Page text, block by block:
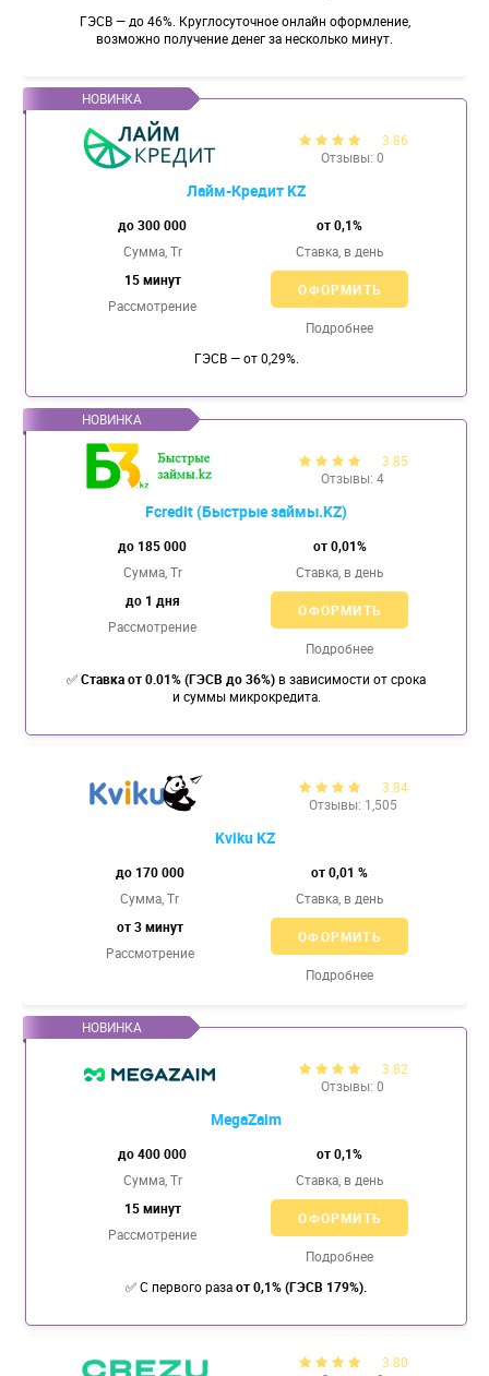
ГЭСВ — до 46%. Круглосуточное онлайн оформление,
возможно получение денег за несколько минут.
3.86
Отзывы: 0
Лайм-Кредит KZ
до 300 000
Сумма, Tr
от 0,1%
Ставка, в день
15 минут
Рассмотрение
ОФОРМИТЬ
Подробнее
ГЭСВ — от 0,29%.
3.85
Отзывы: 4
Fcredit (Быстрые займы.KZ)
до 185 000
Сумма, Tr
от 0,01%
Ставка, в день
до 1 дня
Рассмотрение
ОФОРМИТЬ
Подробнее
✅Ставка от 0.01% (ГЭСВ до 36%)в зависимости от срока
и сyммы микрокредита.
3.84
Отзывы: 1,505
Kviku KZ
до 170 000
Сумма, Tr
от 0,01 %
Ставка, в день
от 3 минут
Рассмотрение
ОФОРМИТЬ
Подробнее
3.82
Отзывы: 0
MegaZaim
до 400 000
Сумма, Tr
от 0,1%
Ставка, в день
15 минут
Рассмотрение
ОФОРМИТЬ
Подробнее
✅С первого разаот 0,1% (ГЭСВ 179%).
3.80